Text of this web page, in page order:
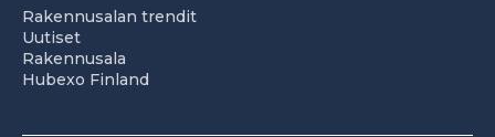
Rakennusalan trendit
Uutiset
Rakennusala
Hubexo Finland